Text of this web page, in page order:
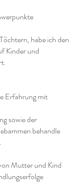
habe ich den
Kinder und
Erfahrung mit
sowie der
behandle
Mutter und Kind